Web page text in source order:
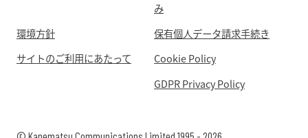
み
環境方針
保有個人データ請求手続き
サイトのご利用にあたって
Cookie Policy
GDPR Privacy Policy